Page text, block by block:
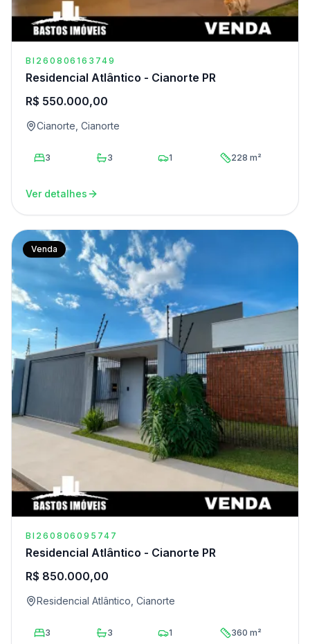
BI260806163749
Residencial Atlântico - Cianorte PR
R$ 550.000,00
Cianorte, Cianorte
3 3 1 228 m²
Ver detalhes
Venda
BI260806095747
Residencial Atlântico - Cianorte PR
R$ 850.000,00
Residencial Atlântico, Cianorte
3 3 1 360 m²